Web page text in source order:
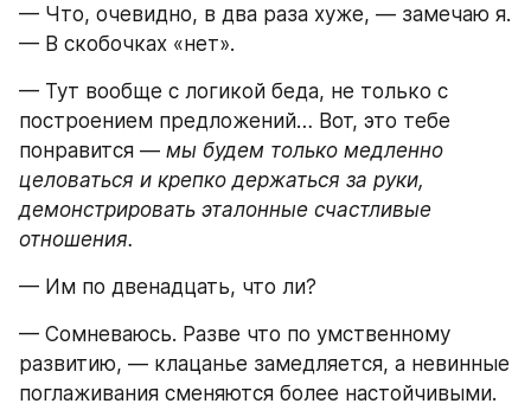
— Что, очевидно, в два раза хуже, — замечаю я.
— В скобочках «нет».
— Тут вообще с логикой беда, не только с
построением предложений… Вот, это тебе
понравится — мы будем только медленно
целоваться и крепко держаться за руки,
демонстрировать эталонные счастливые
отношения.
— Им по двенадцать, что ли?
— Сомневаюсь. Разве что по умственному
развитию, — клацанье замедляется, а невинные
поглаживания сменяются более настойчивыми.